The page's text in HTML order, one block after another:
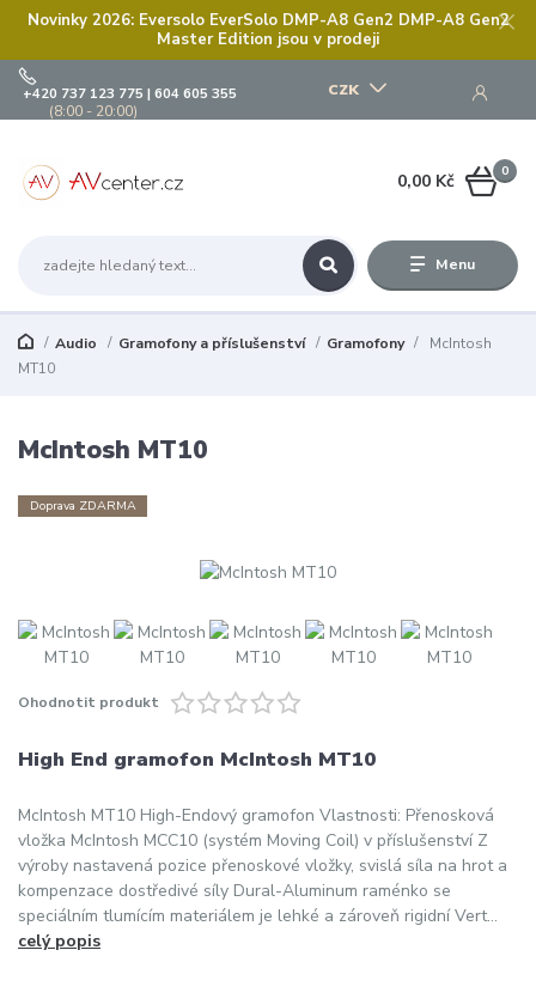
Novinky 2026: Eversolo EverSolo DMP-A8 Gen2 DMP-A8 Gen2
Master Edition jsou v prodeji
Menu
CZK
+420 737 123 775 | 604 605 355
(8:00 - 20:00)
0
0,00 Kč
Audio Gramofony a příslušenství Gramofony
McIntosh
MT10
McIntosh MT10
Doprava ZDARMA
Ohodnotit produkt
High End gramofon McIntosh MT10
McIntosh MT10 High-Endový gramofon Vlastnosti: Přenosková
vložka McIntosh MCC10 (systém Moving Coil) v příslušenství Z
výroby nastavená pozice přenoskové vložky, svislá síla na hrot a
kompenzace dostředivé síly Dural-Aluminum raménko se
speciálním tlumícím materiálem je lehké a zároveň rigidní Vert...
celý popis